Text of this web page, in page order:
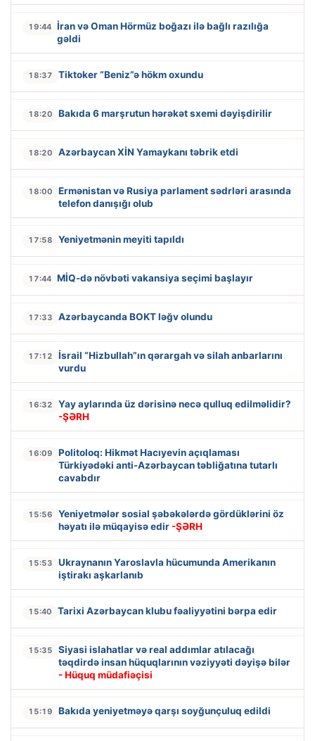
19:44 İran və Oman Hörmüz boğazı ilə bağlı razılığa
gəldi
18:37 Tiktoker “Beniz”ə hökm oxundu
18:20 Bakıda 6 marşrutun hərəkət sxemi dəyişdirilir
18:20 Azərbaycan XİN Yamaykanı təbrik etdi
18:00
Ermənistan və Rusiya parlament sədrləri arasında
telefon danışığı olub
17:58 Yeniyetmənin meyiti tapıldı
17:44 MİQ-də növbəti vakansiya seçimi başlayır
17:33 Azərbaycanda BOKT ləğv olundu
17:12
İsrail “Hizbullah”ın qərargah və silah anbarlarını
vurdu
16:32
Yay aylarında üz dərisinə necə qulluq edilməlidir?
-ŞƏRH
16:09
Politoloq: Hikmət Hacıyevin açıqlaması
Türkiyədəki anti-Azərbaycan təbliğatına tutarlı
cavabdır
15:56
Yeniyetmələr sosial şəbəkələrdə gördüklərini öz
həyatı ilə müqayisə edir -ŞƏRH
15:53
Ukraynanın Yaroslavla hücumunda Amerikanın
iştirakı aşkarlanıb
15:40 Tarixi Azərbaycan klubu fəaliyyətini bərpa edir
15:35
Siyasi islahatlar və real addımlar atılacağı
təqdirdə insan hüquqlarının vəziyyəti dəyişə bilər
- Hüquq müdafiəçisi
15:19 Bakıda yeniyetməyə qarşı soyğunçuluq edildi